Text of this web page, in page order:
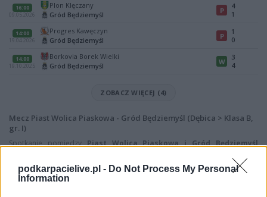
podkarpacielive.pl - Do Not Process My Personal
Information
16:00
09.05.2026
Plon Klęczany
Gród Będziemyśl
P
4
1
14:00
19.04.2026
Progres Kawęczyn
Gród Będziemyśl
P
1
0
14:00
19.10.2025
Borkovia Borek Wielki
Gród Będziemyśl
W
3
4
ZOBACZ WIĘCEJ (4)
Mecz Piast Wolica Piaskowa - Gród Będziemyśl (Dębica > Klasa B,
gr. I)
Spotkanie pomiędzyPiast Wolica Piaskowa i Gród Będziemyśl
Klasa B, gr. I).
Na stroniePodkarpacieLive.pl